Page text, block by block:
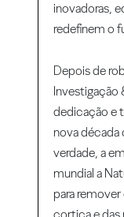
inovadoras,
redefinem o
Depois de
Investigação
dedicação e
nova década
verdade, a
mundial a
para